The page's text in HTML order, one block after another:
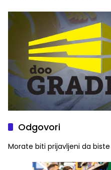
Odgovori
Morate biti prijavljeni da